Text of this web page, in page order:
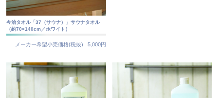
今治タオル「37（サウナ）」サウナタオル
（約70×140cm／ホワイト）
メーカー希望小売価格(税抜) 5,000円